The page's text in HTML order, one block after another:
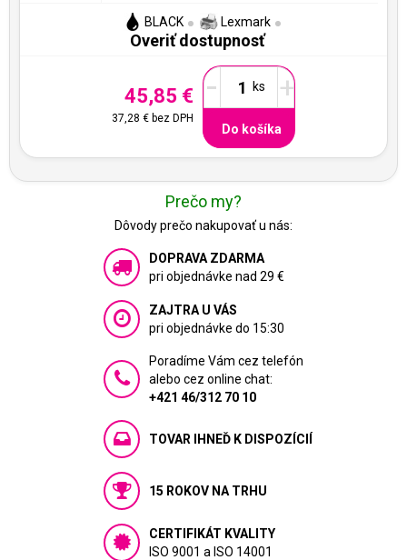
BLACK Lexmark
Overiť dostupnosť
45,85 €
37,28 € bez DPH
- +
Do košíka
Prečo my?
Dôvody prečo nakupovať u nás:
DOPRAVA ZDARMA
pri objednávke nad 29 €
ZAJTRA U VÁS
pri objednávke do 15:30
Poradíme Vám cez telefón
alebo cez online chat:
+421 46/312 70 10
TOVAR IHNEĎ K DISPOZÍCIÍ
15 ROKOV NA TRHU
CERTIFIKÁT KVALITY
ISO 9001 a ISO 14001